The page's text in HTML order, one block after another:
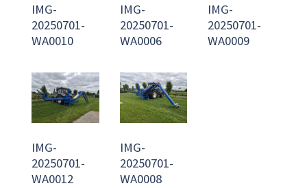
IMG-
20250701-
WA0010
IMG-
20250701-
WA0006
IMG-
20250701-
WA0009
IMG-
20250701-
WA0012
IMG-
20250701-
WA0008